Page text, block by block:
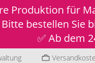
Produktion für
bestellen Sie
✅ Ab dem